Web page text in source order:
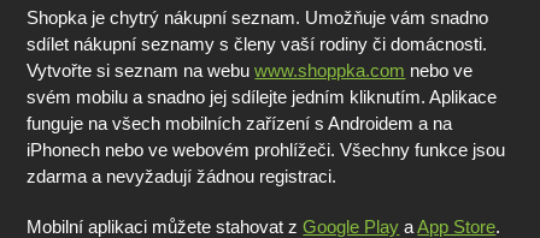
Shopka je chytrý nákupní seznam. Umožňuje vám snadno
sdílet nákupní seznamy s členy vaší rodiny či domácnosti.
Vytvořte si seznam na webuwww.shoppka.com nebo ve
svém mobilu a snadno jej sdílejte jedním kliknutím. Aplikace
funguje na všech mobilních zařízení s Androidem a na
iPhonech nebo ve webovém prohlížeči. Všechny funkce jsou
zdarma a nevyžadují žádnou registraci.
Mobilní aplikaci můžete stahovat zGoogle Play aApp Store.